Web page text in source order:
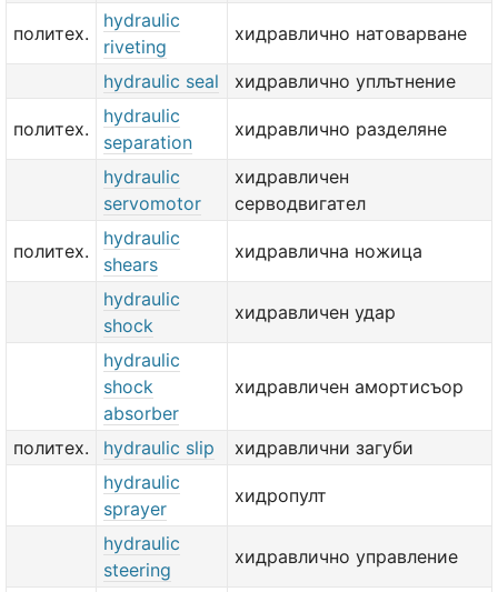
политех.
hydraulic
riveting
хидравлично натоварване
hydraulic seal хидравлично уплътнение
политех.
hydraulic
separation
хидравлично разделяне
hydraulic
servomotor
хидравличен
серводвигател
политех.
hydraulic
shears
хидравлична ножица
hydraulic
shock
хидравличен удар
hydraulic
shock
absorber
хидравличен амортисъор
политех. hydraulic slip
хидравлични загуби
hydraulic
sprayer
хидропулт
hydraulic
steering
хидравлично управление